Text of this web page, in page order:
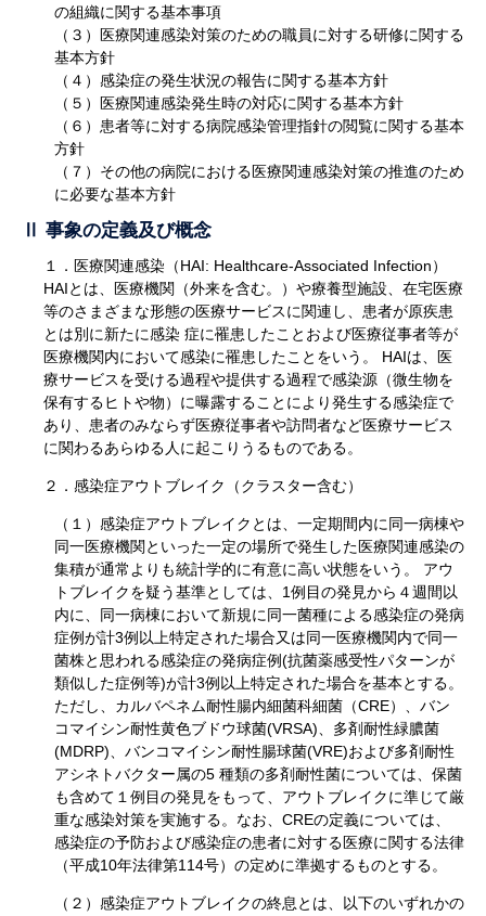
の組織に関する基本事項
（３）医療関連感染対策のための職員に対する研修に関する
基本方針
（４）感染症の発生状況の報告に関する基本方針
（５）医療関連感染発生時の対応に関する基本方針
（６）患者等に対する病院感染管理指針の閲覧に関する基本
方針
（７）その他の病院における医療関連感染対策の推進のため
に必要な基本方針
Ⅱ 事象の定義及び概念
１．医療関連感染（HAI: Healthcare-Associated Infection）
HAIとは、医療機関（外来を含む。）や療養型施設、在宅医療
等のさまざまな形態の医療サービスに関連し、患者が原疾患
とは別に新たに感染 症に罹患したことおよび医療従事者等が
医療機関内において感染に罹患したことをいう。 HAIは、医
療サービスを受ける過程や提供する過程で感染源（微生物を
保有するヒトや物）に曝露することにより発生する感染症で
あり、患者のみならず医療従事者や訪問者など医療サービス
に関わるあらゆる人に起こりうるものである。
２．感染症アウトブレイク（クラスター含む）
（１）感染症アウトブレイクとは、一定期間内に同一病棟や
同一医療機関といった一定の場所で発生した医療関連感染の
集積が通常よりも統計学的に有意に高い状態をいう。 アウ
トブレイクを疑う基準としては、1例目の発見から４週間以
内に、同一病棟において新規に同一菌種による感染症の発病
症例が計3例以上特定された場合又は同一医療機関内で同一
菌株と思われる感染症の発病症例(抗菌薬感受性パターンが
類似した症例等)が計3例以上特定された場合を基本とする。
ただし、カルバペネム耐性腸内細菌科細菌（CRE）、バン
コマイシン耐性黄色ブドウ球菌(VRSA)、多剤耐性緑膿菌
(MDRP)、バンコマイシン耐性腸球菌(VRE)および多剤耐性
アシネトバクター属の5 種類の多剤耐性菌については、保菌
も含めて１例目の発見をもって、アウトブレイクに準じて厳
重な感染対策を実施する。なお、CREの定義については、
感染症の予防および感染症の患者に対する医療に関する法律
（平成10年法律第114号）の定めに準拠するものとする。
（２）感染症アウトブレイクの終息とは、以下のいずれかの